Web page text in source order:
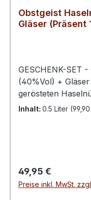
Obstgeist
Gläser (Präsent
GESCHENK-SET
(40%Vol) +
gerösteten
Haselnussgeist
der Haselnuss
und speziellen
reinem Alkohol
Inhalt: 0.5 Liter
Regulärer Preis:
49,95 €
Preise inkl. MwSt.